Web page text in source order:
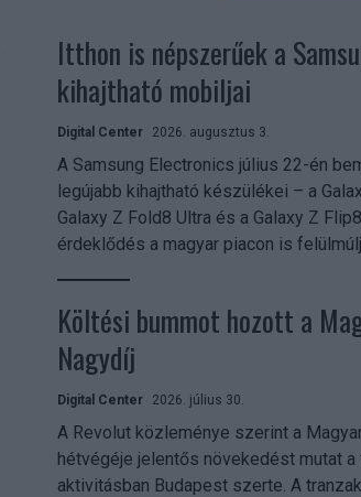
Itthon is népszerűek a
kihajtható mobiljai
Digital Center 2026. augusztus 3.
A Samsung Electronics július 22-én
legújabb kihajtható készülékei – a
Galaxy Z Fold8 Ultra és a Galaxy Z
érdeklődés a magyar piacon is
Költési bummot hozott a
Nagydíj
Digital Center 2026. július 30.
A Revolut közleménye szerint a
hétvégéje jelentős növekedést mutat
aktivitásban Budapest szerte. A